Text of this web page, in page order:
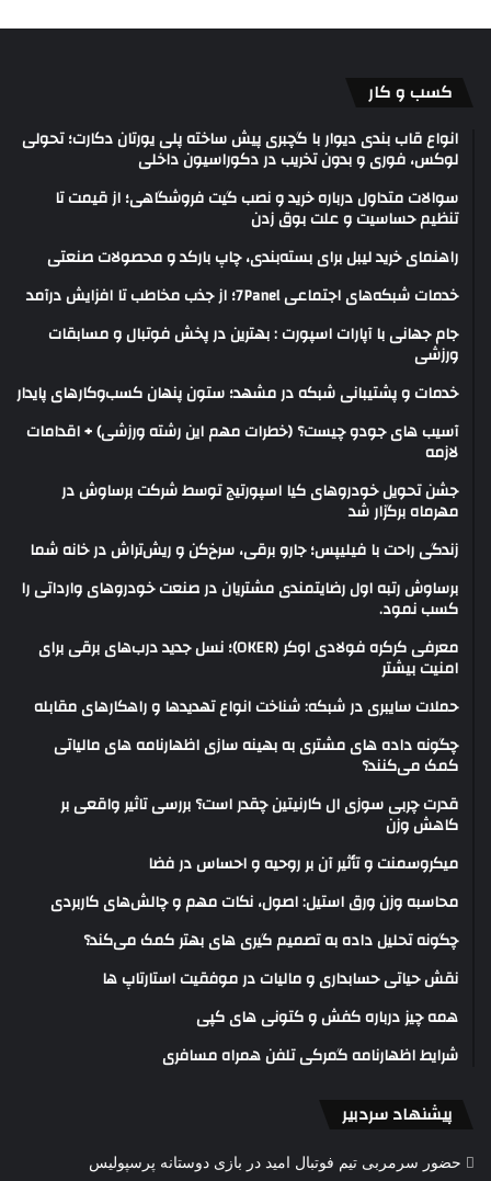
کسب و کار
انواع قاب بندی دیوار با گچبری پیش ساخته پلی یورتان دکارت؛ تحولی
لوکس، فوری و بدون تخریب در دکوراسیون داخلی
سوالات متداول درباره خرید و نصب گیت فروشگاهی؛ از قیمت تا
تنظیم حساسیت و علت بوق زدن
راهنمای خرید لیبل برای بسته‌بندی، چاپ بارکد و محصولات صنعتی
خدمات شبکه‌های اجتماعی 7Panel؛ از جذب مخاطب تا افزایش درآمد
جام جهانی با آپارات اسپورت : بهترین در پخش فوتبال و مسابقات
ورزشی
خدمات و پشتیبانی شبکه در مشهد؛ ستون پنهان کسب‌وکارهای پایدار
آسیب های جودو چیست؟ (خطرات مهم این رشته ورزشی) + اقدامات
لازمه
جشن تحویل خودروهای کیا اسپورتیج توسط شرکت برساوش در
مهرماه برگزار شد
زندگی راحت با فیلیپس؛ جارو برقی، سرخ‌کن و ریش‌تراش در خانه شما
برساوش رتبه اول رضایتمندی مشتریان در صنعت خودروهای وارداتی را
کسب نمود.
معرفی کرکره فولادی اوکر (OKER)؛ نسل جدید درب‌های برقی برای
امنیت بیشتر
حملات سایبری در شبکه: شناخت انواع تهدیدها و راهکارهای مقابله
چگونه داده های مشتری به بهینه سازی اظهارنامه های مالیاتی
کمک می‌کنند؟
قدرت چربی سوزی ال کارنیتین چقدر است؟ بررسی تاثیر واقعی بر
کاهش وزن
میکروسمنت و تأثیر آن بر روحیه و احساس در فضا
محاسبه وزن ورق استیل: اصول، نکات مهم و چالش‌های کاربردی
چگونه تحلیل داده به تصمیم گیری های بهتر کمک می‌کند؟
نقش حیاتی حسابداری و مالیات در موفقیت استارتاپ ها
همه چیز درباره کفش و کتونی های کپی
شرایط اظهارنامه گمرکی تلفن همراه مسافری
پیشنهاد سردبیر
حضور سرمربی تیم فوتبال امید در بازی دوستانه پرسپولیس